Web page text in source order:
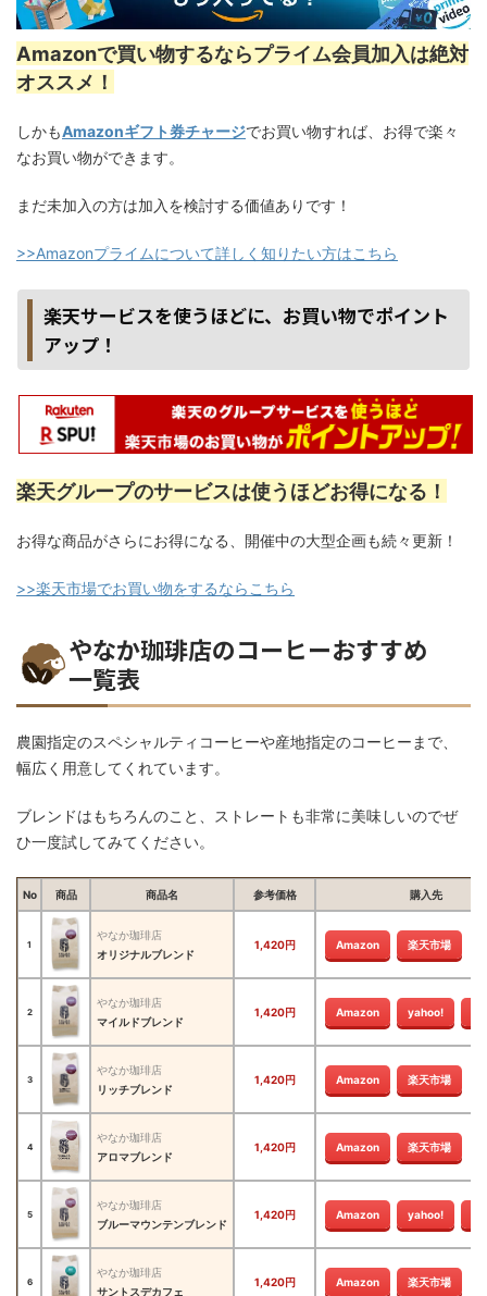
Amazonで買い物するならプライム会員加入は絶対
オススメ！
しかもAmazonギフト券チャージでお買い物すれば、お得で楽々
なお買い物ができます。
まだ未加入の方は加入を検討する価値ありです！
>>Amazonプライムについて詳しく知りたい方はこちら
楽天サービスを使うほどに、お買い物でポイント
アップ！
楽天グループのサービスは使うほどお得になる！
お得な商品がさらにお得になる、開催中の大型企画も続々更新！
>>楽天市場でお買い物をするならこちら
やなか珈琲店のコーヒーおすすめ
一覧表
農園指定のスペシャルティコーヒーや産地指定のコーヒーまで、
幅広く用意してくれています。
ブレンドはもちろんのこと、ストレートも非常に美味しいのでぜ
ひ一度試してみてください。
No 商品 商品名 参考価格 購入先
1
やなか珈琲店
オリジナルブレンド
1,420円 Amazon 楽天市場
2
やなか珈琲店
マイルドブレンド
1,420円 Amazon yahoo!
3
やなか珈琲店
リッチブレンド
1,420円 Amazon 楽天市場
4
やなか珈琲店
アロマブレンド
1,420円 Amazon 楽天市場
5
やなか珈琲店
ブルーマウンテンブレンド
1,420円 Amazon yahoo!
6
やなか珈琲店
サントスデカフェ
1,420円 Amazon 楽天市場